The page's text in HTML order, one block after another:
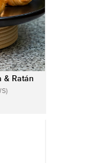
& Ratán